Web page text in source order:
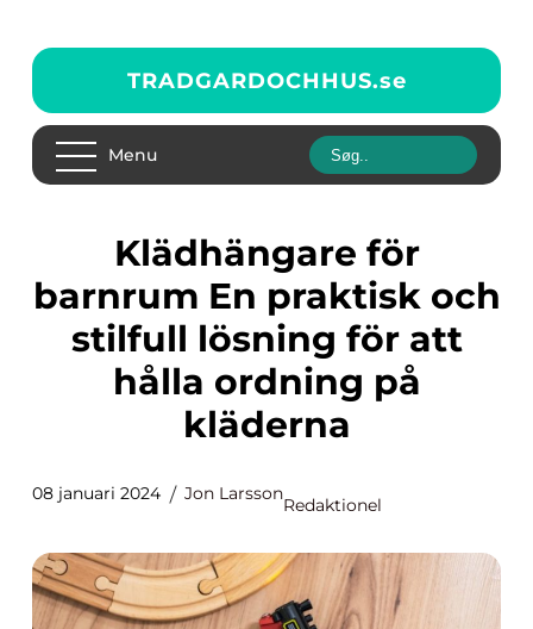
TRADGARDOCHHUS.se
Menu
Klädhängare för
barnrum En praktisk och
stilfull lösning för att
hålla ordning på
kläderna
08 januari 2024 Jon Larsson
Redaktionel